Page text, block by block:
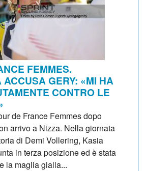
FEMMES.
GERY: «MI HA
CONTRO LE
de France Femmes dopo
arrivo a Nizza. Nella giornata
di Demi Vollering, Kasia
in terza posizione ed è stata
la maglia gialla...